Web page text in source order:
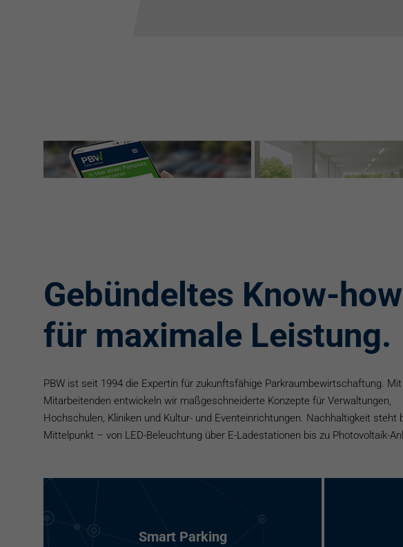
Gebündeltes Know-how
für maximale Leistung.
PBW ist seit 1994 die Expertin für zukunftsfähige Parkraumbewirtschaftung.
Mitarbeitenden entwickeln wir maßgeschneiderte Konzepte für Verwaltungen,
Hochschulen, Kliniken und Kultur- und Eventeinrichtungen. Nachhaltigkeit steht
Mittelpunkt – von LED-Beleuchtung über E-Ladestationen bis zu Photovoltaik-
Smart Parking